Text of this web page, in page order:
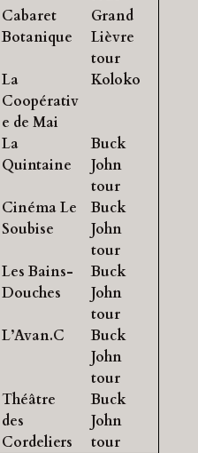
Cabaret
Botanique
Grand
Lièvre
tour
La
Coopérativ
e de Mai
Koloko
La
Quintaine
Buck
John
tour
Cinéma Le
Soubise
Buck
John
tour
Les Bains-
Douches
Buck
John
tour
L’Avan.C
Buck
John
tour
Théâtre
des
Cordeliers
Buck
John
tour